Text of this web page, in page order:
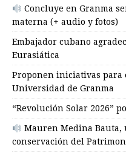
Concluye en Granma
materna (+ audio y fotos)
Embajador cubano
Eurasiática
Proponen iniciativas para
Universidad de Granma
“Revolución Solar 2026”
Mauren Medina Bauta,
conservación del